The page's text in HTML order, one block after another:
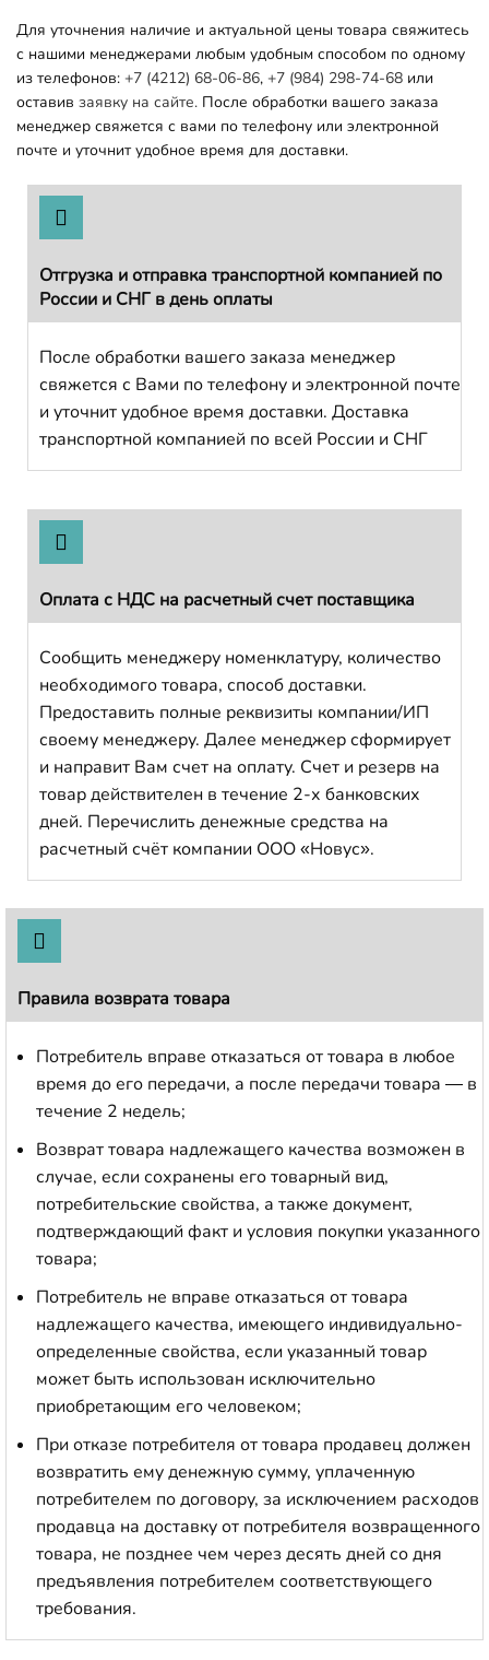
Для уточнения наличие и актуальной цены товара свяжитесь
с нашими менеджерами любым удобным способом по одному
из телефонов: +7 (4212) 68-06-86, +7 (984) 298-74-68 или
оставив заявку на сайте. После обработки вашего заказа
менеджер свяжется с вами по телефону или электронной
почте и уточнит удобное время для доставки.
Отгрузка и отправка транспортной компанией по
России и СНГ в день оплаты
После обработки вашего заказа менеджер
свяжется с Вами по телефону и электронной почте
и уточнит удобное время доставки. Доставка
транспортной компанией по всей России и СНГ
Оплата с НДС на расчетный счет поставщика
Сообщить менеджеру номенклатуру, количество
необходимого товара, способ доставки.
Предоставить полные реквизиты компании/ИП
своему менеджеру. Далее менеджер сформирует
и направит Вам счет на оплату. Счет и резерв на
товар действителен в течение 2-х банковских
дней. Перечислить денежные средства на
расчетный счёт компании ООО «Новус».
Правила возврата товара
Потребитель вправе отказаться от товара в любое
время до его передачи, а после передачи товара — в
течение 2 недель;
Возврат товара надлежащего качества возможен в
случае, если сохранены его товарный вид,
потребительские свойства, а также документ,
подтверждающий факт и условия покупки указанного
товара;
Потребитель не вправе отказаться от товара
надлежащего качества, имеющего индивидуально-
определенные свойства, если указанный товар
может быть использован исключительно
приобретающим его человеком;
При отказе потребителя от товара продавец должен
возвратить ему денежную сумму, уплаченную
потребителем по договору, за исключением расходов
продавца на доставку от потребителя возвращенного
товара, не позднее чем через десять дней со дня
предъявления потребителем соответствующего
требования.